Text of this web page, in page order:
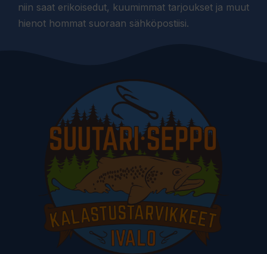
niin saat erikoisedut, kuumimmat tarjoukset ja muut
hienot hommat suoraan sähköpostiisi.